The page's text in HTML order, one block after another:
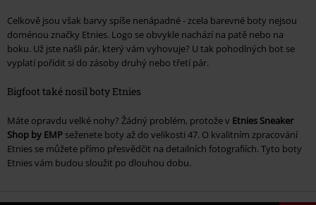
Celkově jsou však barvy spíše nenápadné - zcela barevné boty nejsou
doménou značky Etnies. Logo se obvykle nachází na patě nebo na
boku. Už jste našli pár, který vám vyhovuje? U tak pohodlných bot se
vyplatí pořídit si do zásoby druhý nebo třetí pár.
Bigfoot také nosil boty Etnies
Máte opravdu velké nohy? Žádný problém, protože v Etnies Sneaker
Shop by EMP seženete boty až do velikosti 47. O kvalitním zpracování
Etnies se můžete přímo přesvědčit na detailních fotografiích. Tyto boty
Etnies vám budou sloužit po dlouhou dobu.